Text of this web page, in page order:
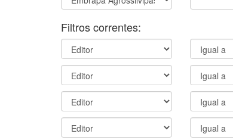
Filtros correntes: